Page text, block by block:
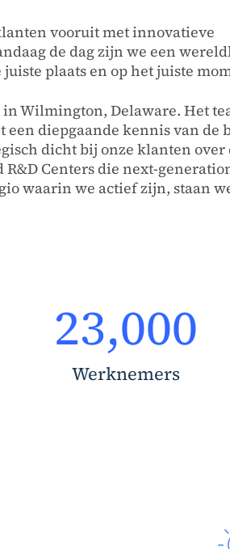
vooruit met innovatieve
de dag zijn we een
plaats en op het juiste
Wilmington, Delaware. Het
diepgaande kennis van de
dicht bij onze klanten
Centers die next-
waarin we actief zijn, staan
23,000
Werknemers